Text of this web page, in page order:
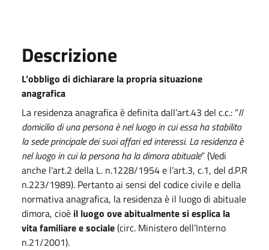
Descrizione
L’obbligo di dichiarare la propria situazione
anagrafica
La residenza anagrafica è definita dall’art.43 del c.c.: “Il
domicilio di una persona è nel luogo in cui essa ha stabilito
la sede principale dei suoi affari ed interessi. La residenza è
nel luogo in cui la persona ha la dimora abituale” (Vedi
anche l'art.2 della L. n.1228/1954 e l’art.3, c.1, del d.P.R
n.223/1989). Pertanto ai sensi del codice civile e della
normativa anagrafica, la residenza è il luogo di abituale
dimora, cioè il luogo ove abitualmente si esplica la
vita familiare e sociale(circ. Ministero dell’Interno
n.21/2001).